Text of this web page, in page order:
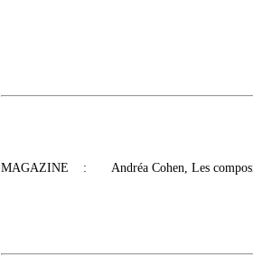
MAGAZINE : Andréa Cohen, Les